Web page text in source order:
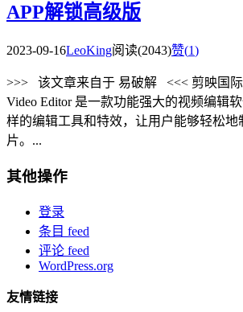
APP解锁高级版
2023-09-16LeoKing阅读(2043)赞(1)
>>> 该文章来自于 易破解 <<< 剪映国际
Video Editor 是一款功能强大的视频编辑
样的编辑工具和特效，让用户能够轻松地
片。...
其他操作
登录
条目 feed
评论 feed
WordPress.org
友情链接